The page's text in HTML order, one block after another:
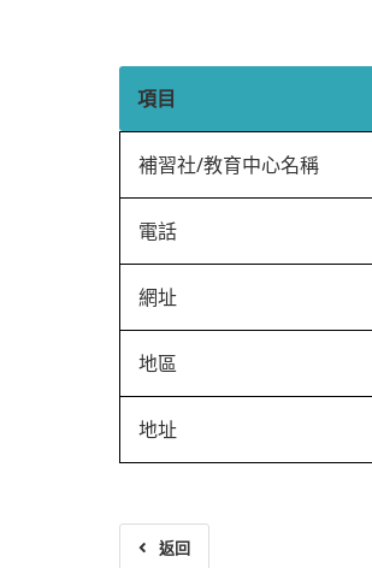
項目
補習社/教育中心名稱
電話
網址
地區
地址
返回